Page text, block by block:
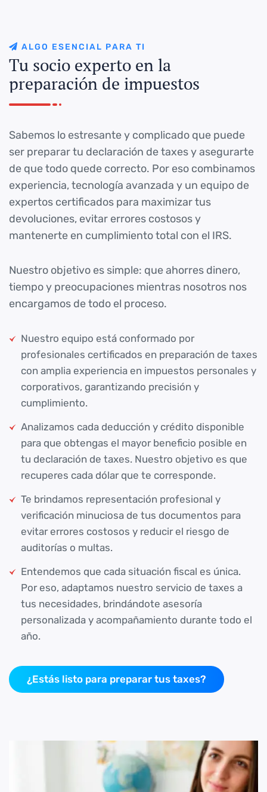
ALGO ESE NC IAL PARA TI
Tu socio experto enla
preparación de impuestos
Sabemos lo estresante y complicado que puede
ser preparar tu declaración de taxes y asegurarte
de que todo quede correcto. Por eso combinamos
experiencia, tecnología avanzada y un equipo de
expertos certificados para maximizar tus
devoluciones, evitar errores costosos y
mantenerte en cumplimiento total con el IRS.
Nuestro objetivo es simple: que ahorres dinero,
tiempo y preocupaciones mientras nosotros nos
encargamos de todo el proceso.
Nuestro equipo está conformado por
profesionales certificados en preparación de taxes
con amplia experiencia en impuestos personales y
corporativos, garantizando precisión y
cumplimiento.
Analizamos cada deducción y crédito disponible
para que obtengas el mayor beneficio posible en
tu declaración de taxes. Nuestro objetivo es que
recuperes cada dólar que te corresponde.
Te brindamos representación profesional y
verificación minuciosa de tus documentos para
evitar errores costosos y reducir el riesgo de
auditorías o multas.
Entendemos que cada situación fiscal es única.
Por eso, adaptamos nuestro servicio de taxes a
tus necesidades, brindándote asesoría
personalizada y acompañamiento durante todo el
año.
¿Estás listo para preparar tus taxes?